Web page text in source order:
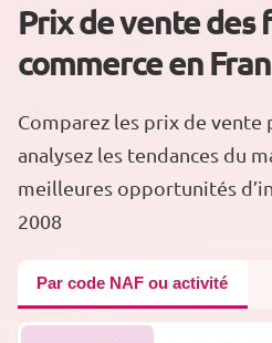
Prix de vente des
commerce en
Comparez les prix de vente
analysez les tendances du
meilleures opportunités
2008
Par code NAF ou activité